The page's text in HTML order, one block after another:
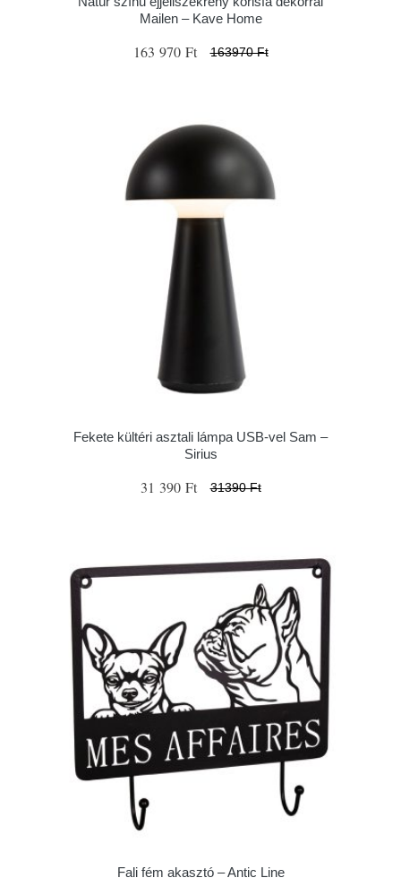
Mailen – Kave Home
163 970 Ft 163970 Ft
Fekete kültéri asztali lámpa USB-vel Sam –
Sirius
31 390 Ft 31390 Ft
Fali fém akasztó – Antic Line